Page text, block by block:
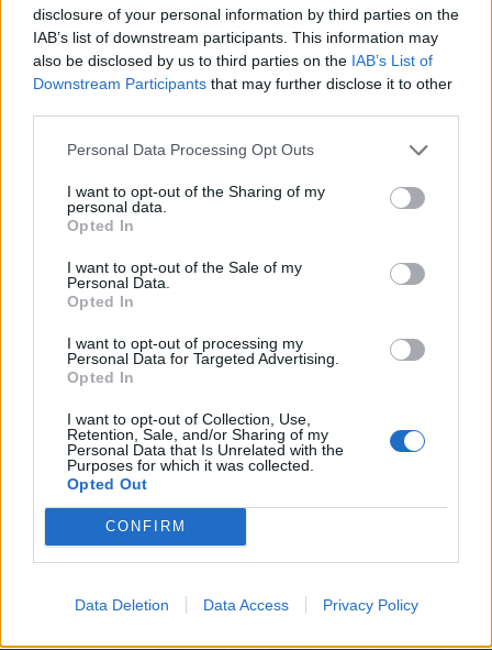
disclosure of your personal information by third parties on the
IAB’s list of downstream participants. This information may
also be disclosed by us to third parties on the IAB’s List of
Downstream Participants that may further disclose it to other
Personal Data Processing Opt Outs
I want to opt-out of the Sharing of my
personal data.
Opted In
I want to opt-out of the Sale of my
Personal Data.
Opted In
I want to opt-out of processing my
Personal Data for Targeted Advertising.
Opted In
I want to opt-out of Collection, Use,
Retention, Sale, and/or Sharing of my
Personal Data that Is Unrelated with the
Purposes for which it was collected.
Opted Out
CONFIRM
Data Deletion Data Access Privacy Policy
falder denne testkørsel positivt ud.
14 Oktober 2014
Vi har også bruget alle vores billetter uden nogle
14 Oktober 2014
loba10
Junior ekspert
Jeg er heller ikke stødt ind i problemer. Har brugt alle de
billetter jeg havde, jævnt fordelt på de 3 "boder", og alt
fungerede perfekt.
14 Oktober 2014
Aktiv forfatter